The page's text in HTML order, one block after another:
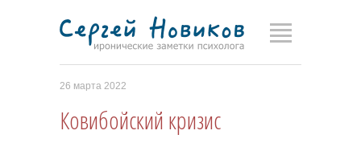
26 марта 2022
Ковибойский кризис